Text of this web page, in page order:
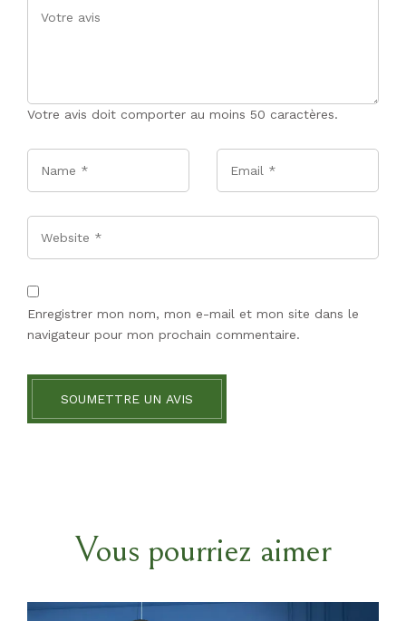
Votre avis doit comporter au moins 50 caractères.
Enregistrer mon nom, mon e-mail et mon site dans le
navigateur pour mon prochain commentaire.
SOUMETTRE UN AVIS
Vous pourriez aimer